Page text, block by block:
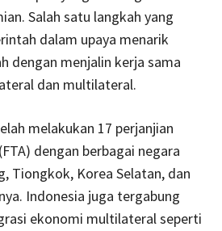
Salah satu langkah yang
dalam upaya menarik
dengan menjalin kerja sama
dan multilateral.
melakukan 17 perjanjian
dengan berbagai negara
Tiongkok, Korea Selatan, dan
Indonesia juga tergabung
ekonomi multilateral seperti